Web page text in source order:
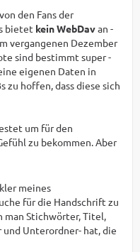
den Fans der
bietet kein WebDavan -
vergangenen Dezember
sind bestimmt super -
eigenen Daten in
zu hoffen, dass diese sich
um für den
zu bekommen. Aber
meines
für die Handschrift zu
man Stichwörter, Titel,
und Unterordner- hat, die